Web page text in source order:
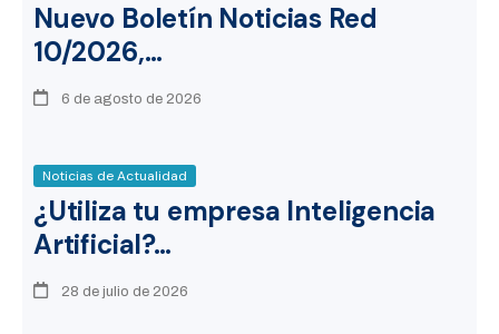
Nuevo Boletín Noticias Red
10/2026,…
6 de agosto de 2026
Noticias de Actualidad
¿Utiliza tu empresa Inteligencia
Artificial?…
28 de julio de 2026